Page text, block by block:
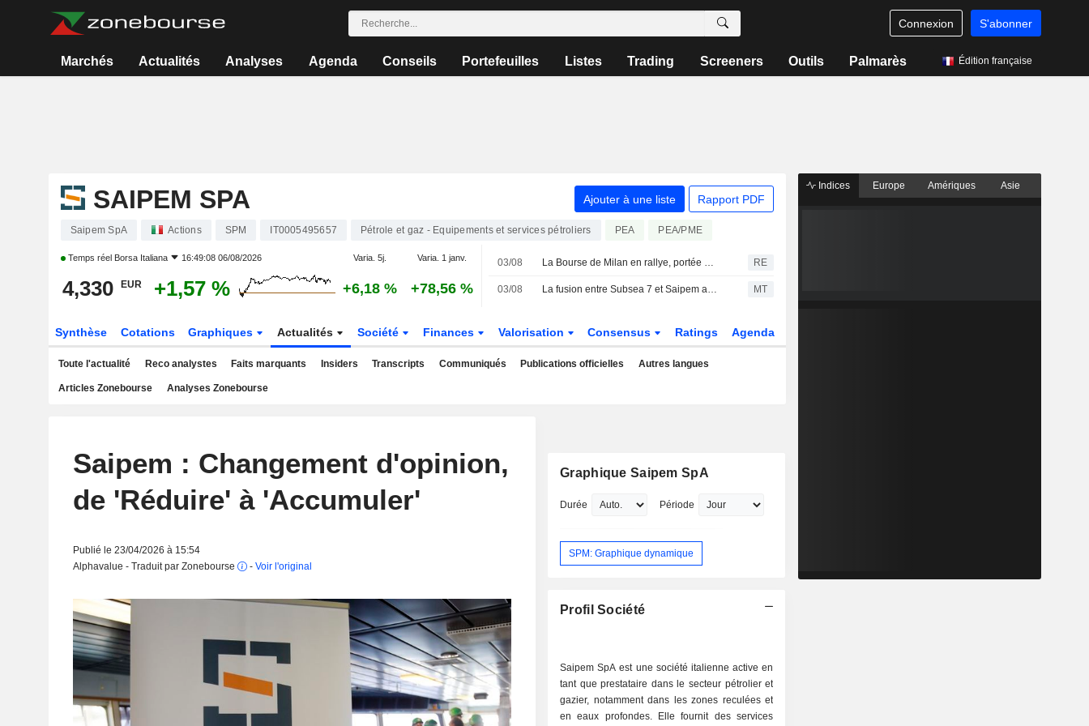
Connexion S'abonner
Marchés Actualités Analyses Agenda Conseils Portefeuilles Listes Trading Screeners Outils Palmarès Édition française
SAIPEM SPA Ajouter à une liste Rapport PDF
Saipem SpA Actions SPM IT0005495657 Pétrole et gaz - Equipements et services pétroliers PEA PEA/PME
Temps réel Borsa Italiana 16:49:08 06/08/2026 Varia. 5j. Varia. 1 janv.
4,330 EUR +1,57 % +6,18 % +78,56 %
03/08 La Bourse de Milan en rallye, portée par les espoirs de paix entre les États-Unis et l'Iran ; Danieli s'envole, Prysmian recule RE
03/08 La fusion entre Subsea 7 et Saipem approche de sa finalisation MT
Synthèse Cotations Graphiques Actualités Société Finances Valorisation Consensus Ratings Agenda
Toute l'actualité Reco analystes Faits marquants Insiders Transcripts Communiqués Publications officielles Autres langues
Articles Zonebourse Analyses Zonebourse
Saipem : Changement d'opinion,
de 'Réduire' à 'Accumuler'
Publié le 23/04/2026 à 15:54
Alphavalue - Traduit par Zonebourse
- Voir l'original
Graphique Saipem SpA
Durée Période
SPM: Graphique dynamique
Profil Société
Saipem SpA est une société italienne active en
tant que prestataire dans le secteur pétrolier et
gazier, notamment dans les zones reculées et
en eaux profondes. Elle fournit des services
Indices Europe Amériques Asie